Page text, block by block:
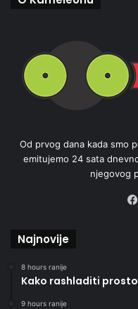
Od prvog dana kada smo
emitujemo 24 sata
njegovog
Najnovije
8 hours ranije
Kako rashladiti
9 hours ranije